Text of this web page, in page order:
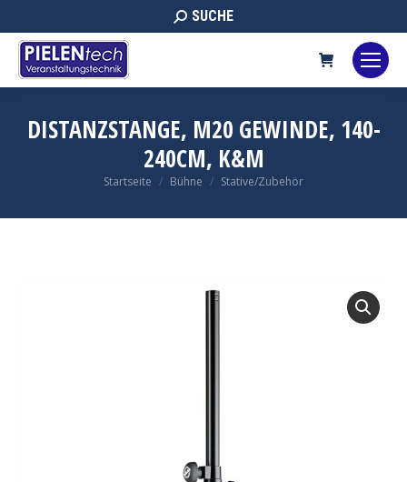
Search:
SUCHE
DISTANZSTANGE, M20 GEWINDE, 140-
240CM, K&M
Sie befinden sich hier:
Startseite Bühne Stative/Zubehör